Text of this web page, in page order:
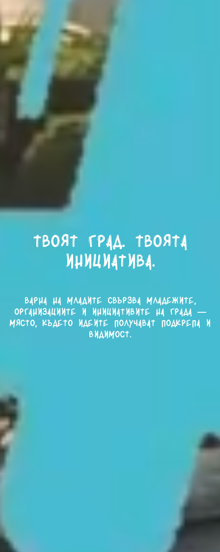
Твоят град. Твоята
инициатива.
Варна на младите свързва младежите,
организациите и инициативите на града —
място, където идеите получават подкрепа и
видимост.